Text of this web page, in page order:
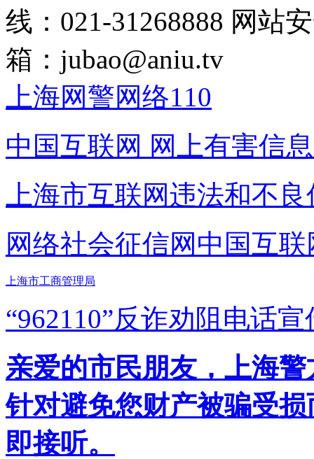
线：021-31268888 网站
箱： jubao@aniu.tv
上海网警网络110
中国互联网 网上有害信
上海市互联网违法和不
网络社会征信网 中国互
上海市工商管理局
“962110”反诈劝阻电话宣
亲爱的市民朋友，上海
针对避免您财产被骗受
即接听。